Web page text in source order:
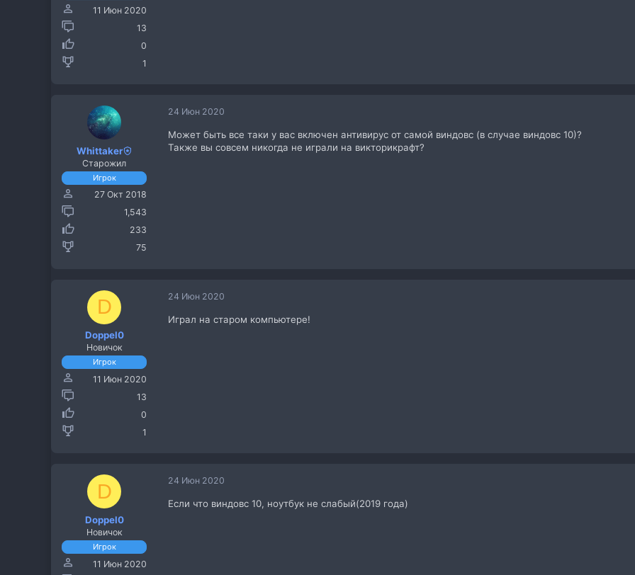
11 Июн 2020
13
0
1
Whittaker
Старожил
Игрок
27 Окт 2018
1,543
233
75
24 Июн 2020
Может быть все таки у вас включен антивирус от самой виндовс (в случае виндовс 10)?
Также вы совсем никогда не играли на викторикрафт?
D
Doppel0
Новичок
Игрок
11 Июн 2020
13
0
1
24 Июн 2020
Играл на старом компьютере!
D
Doppel0
Новичок
Игрок
11 Июн 2020
24 Июн 2020
Если что виндовс 10, ноутбук не слабый(2019 года)